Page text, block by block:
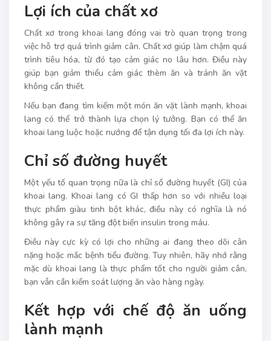
Lợi ích của chất xơ
Chất xơ trong khoai lang đóng vai trò quan trọng trong
việc hỗ trợ quá trình giảm cân. Chất xơ giúp làm chậm quá
trình tiêu hóa, từ đó tạo cảm giác no lâu hơn. Điều này
giúp bạn giảm thiểu cảm giác thèm ăn và tránh ăn vặt
không cần thiết.
Nếu bạn đang tìm kiếm một món ăn vặt lành mạnh, khoai
lang có thể trở thành lựa chọn lý tưởng. Bạn có thể ăn
khoai lang luộc hoặc nướng để tận dụng tối đa lợi ích này.
Chỉ số đường huyết
Một yếu tố quan trọng nữa là chỉ số đường huyết (GI) của
khoai lang. Khoai lang có GI thấp hơn so với nhiều loại
thực phẩm giàu tinh bột khác, điều này có nghĩa là nó
không gây ra sự tăng đột biến insulin trong máu.
Điều này cực kỳ có lợi cho những ai đang theo dõi cân
nặng hoặc mắc bệnh tiểu đường. Tuy nhiên, hãy nhớ rằng
mặc dù khoai lang là thực phẩm tốt cho người giảm cân,
bạn vẫn cần kiểm soát lượng ăn vào hàng ngày.
Kết hợp với chế độ ăn uống
lành mạnh